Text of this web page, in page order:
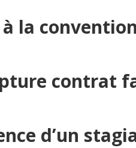
la
contrat
d’un